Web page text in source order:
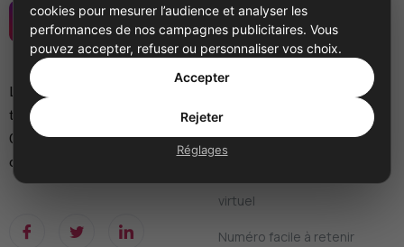
Le couteau suisse de la
téléphonie
09 72 600 300
contact@igoflex.com
Offres
virtuel
Numéro facile à retenir
cookies pour mesurer l’audience et analyser les
performances de nos campagnes publicitaires. Vous
pouvez accepter, refuser ou personnaliser vos choix.
Accepter
Rejeter
Réglages